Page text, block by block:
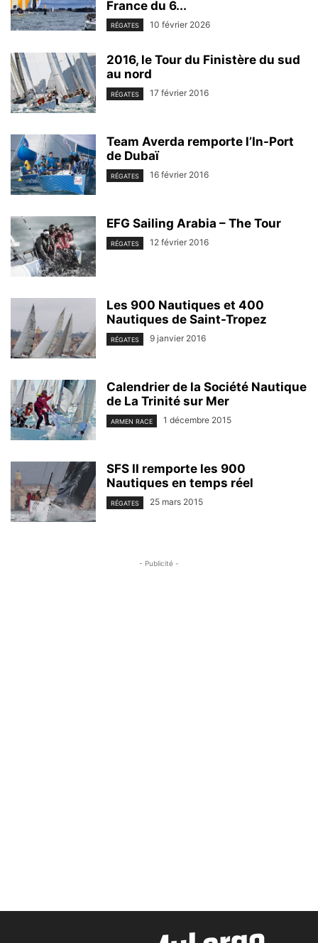
France du 6...
RÉGATES 10 février 2026
2016, le Tour du Finistère du sud
au nord
RÉGATES 17 février 2016
Team Averda remporte l’In-Port
de Dubaï
RÉGATES 16 février 2016
EFG Sailing Arabia – The Tour
RÉGATES 12 février 2016
Les 900 Nautiques et 400
Nautiques de Saint-Tropez
RÉGATES 9 janvier 2016
Calendrier de la Société Nautique
de La Trinité sur Mer
ARMEN RACE 1 décembre 2015
SFS II remporte les 900
Nautiques en temps réel
RÉGATES 25 mars 2015
- Publicité -